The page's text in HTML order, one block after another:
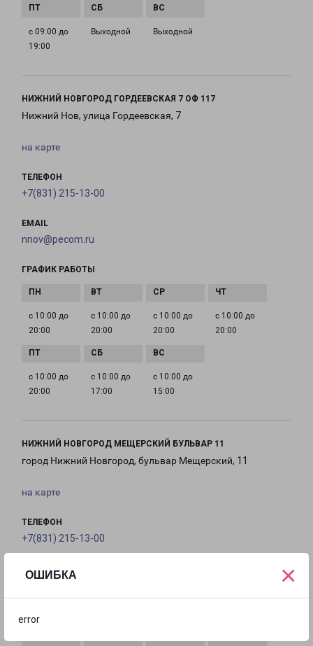
ОШИБКА
error
×
с 09:00 до
19:00
Выходной Выходной
НИЖНИЙ НОВГОРОД ГОРДЕЕВСКАЯ 7 ОФ 117
Нижний Нов, улица Гордеевская, 7
на карте
ТЕЛЕФОН
+7(831) 215-13-00
EMAIL
nnov@pecom.ru
ГРАФИК РАБОТЫ
с 10:00 до
20:00
с 10:00 до
20:00
с 10:00 до
20:00
с 10:00 до
20:00
с 10:00 до
20:00
с 10:00 до
17:00
с 10:00 до
15:00
НИЖНИЙ НОВГОРОД МЕЩЕРСКИЙ БУЛЬВАР 11
город Нижний Новгород, бульвар Мещерский, 11
на карте
ТЕЛЕФОН
+7(831) 215-13-00
EMAIL